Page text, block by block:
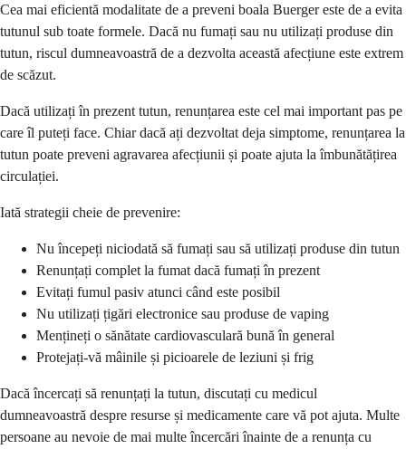
Cea mai eficientă modalitate de a preveni boala Buerger este de a evita
tutunul sub toate formele. Dacă nu fumați sau nu utilizați produse din
tutun, riscul dumneavoastră de a dezvolta această afecțiune este extrem
de scăzut.
Dacă utilizați în prezent tutun, renunțarea este cel mai important pas pe
care îl puteți face. Chiar dacă ați dezvoltat deja simptome, renunțarea la
tutun poate preveni agravarea afecțiunii și poate ajuta la îmbunătățirea
circulației.
Iată strategii cheie de prevenire:
Nu începeți niciodată să fumați sau să utilizați produse din tutun
Renunțați complet la fumat dacă fumați în prezent
Evitați fumul pasiv atunci când este posibil
Nu utilizați țigări electronice sau produse de vaping
Mențineți o sănătate cardiovasculară bună în general
Protejați-vă mâinile și picioarele de leziuni și frig
Dacă încercați să renunțați la tutun, discutați cu medicul
dumneavoastră despre resurse și medicamente care vă pot ajuta. Multe
persoane au nevoie de mai multe încercări înainte de a renunța cu